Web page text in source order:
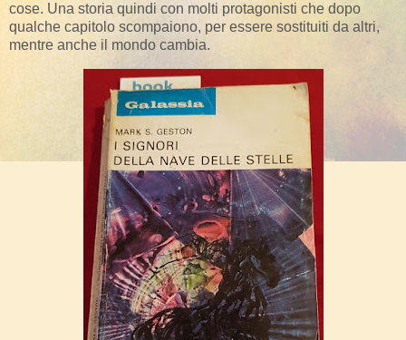
cose. Una storia quindi con molti protagonisti che dopo
qualche capitolo scompaiono, per essere sostituiti da altri,
mentre anche il mondo cambia.